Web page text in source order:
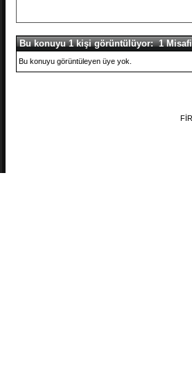
Bu konuyu 1 kişi görüntülüyor: 1
Bu konuyu görüntüleyen üye yok.